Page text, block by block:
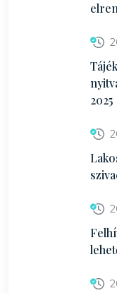
2025